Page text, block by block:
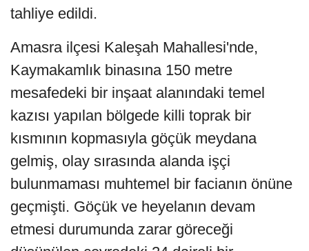
tahliye edildi.
Amasra ilçesi Kaleşah Mahallesi'nde,
Kaymakamlık binasına 150 metre
mesafedeki bir inşaat alanındaki temel
kazısı yapılan bölgede killi toprak bir
kısmının kopmasıyla göçük meydana
gelmiş, olay sırasında alanda işçi
bulunmaması muhtemel bir facianın önüne
geçmişti. Göçük ve heyelanın devam
etmesi durumunda zarar göreceği